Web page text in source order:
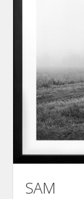
SAM